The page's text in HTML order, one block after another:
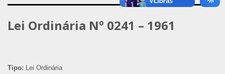
Lei Ordinária Nº 0241 – 1961
Tipo: Lei Ordinária